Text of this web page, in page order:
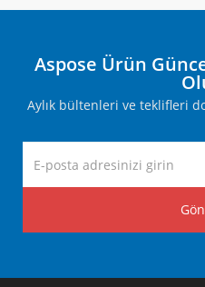
Aspose Ürün
Aylık bültenleri ve teklifleri